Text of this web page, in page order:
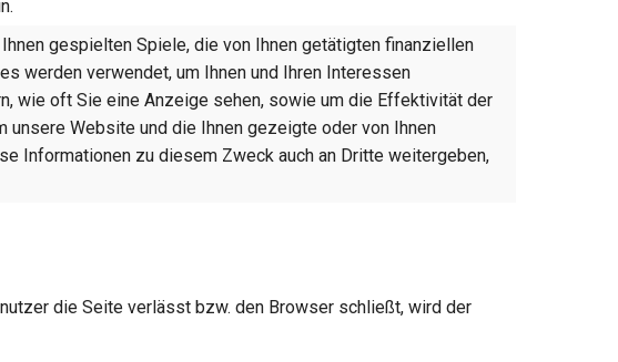
gespielten Spiele, die von Ihnen getätigten finanziellen
werden verwendet, um Ihnen und Ihren Interessen
wie oft Sie eine Anzeige sehen, sowie um die Effektivität der
Website und die Ihnen gezeigte oder von Ihnen
Informationen zu diesem Zweck auch an Dritte weitergeben,
die Seite verlässt bzw. den Browser schließt, wird der